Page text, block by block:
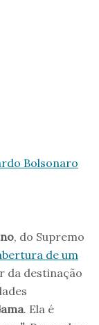
Bolsonaro
, do Supremo
de um
da destinação
. Ela é